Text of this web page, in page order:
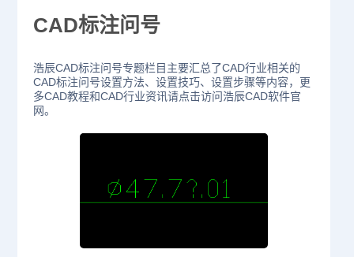
CAD标注问号
浩辰CAD标注问号专题栏目主要汇总了CAD行业相关的
CAD标注问号设置方法、设置技巧、设置步骤等内容，更
多CAD教程和CAD行业资讯请点击访问浩辰CAD软件官
网。